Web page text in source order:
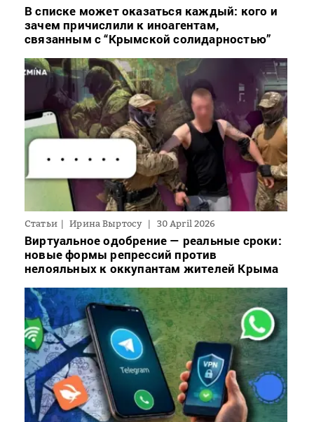
В списке может оказаться каждый: кого и
зачем причислили к иноагентам,
связанным с “Крымской солидарностью”
Статьи Ирина Выртосу 30 April 2026
Виртуальное одобрение — реальные сроки:
новые формы репрессий против
нелояльных к оккупантам жителей Крыма